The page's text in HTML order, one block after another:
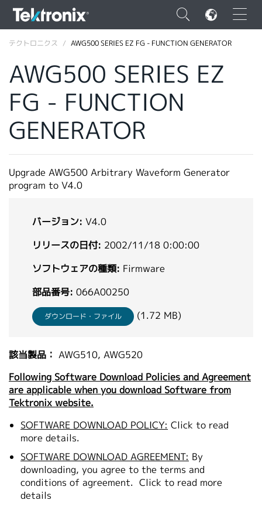
×
ENGLISH
FRANÇAIS
VIỆT NAM
日本語
韓国語
繁體中文
テクトロニクス AWG500 SERIES EZ FG - FUNCTION GENERATOR
AWG500 SERIES EZ
FG - FUNCTION
GENERATOR
Upgrade AWG500 Arbitrary Waveform Generator
program to V4.0
バージョン: V4.0
リリースの日付: 2002/11/18 0:00:00
ソフトウェアの種類: Firmware
部品番号: 066A00250
ダウンロード・ファイル (1.72 MB)
該当製品： AWG510, AWG520
Following Software Download Policies and Agreement
are applicable when you download Software from
Tektronix website.
SOFTWARE DOWNLOAD POLICY: Click to read
more details.
SOFTWARE DOWNLOAD AGREEMENT: By
downloading, you agree to the terms and
conditions of agreement. Click to read more
details